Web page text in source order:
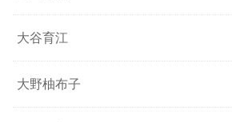
大谷育江
大野柚布子